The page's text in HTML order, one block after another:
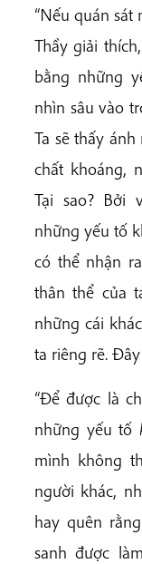
“Nếu quán sát
Thầy giải
bằng những
nhìn sâu vào
Ta sẽ thấy
chất khoáng,
Tại sao? Bởi
những yếu tố
có thể nhận
thân thể của
những cái
ta riêng rẽ.
“Để được là
những yếu tố
mình không
người khác,
hay quên
sanh được